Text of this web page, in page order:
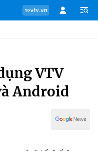
vtv.vn
VTV
Android